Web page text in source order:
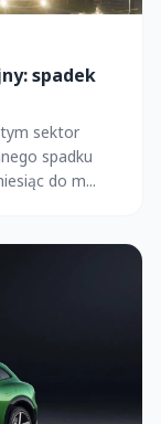
spadek
tym sektor
spadku
do m...